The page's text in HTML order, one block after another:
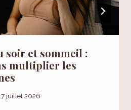
soir et sommeil :
multiplier les
juillet 2026